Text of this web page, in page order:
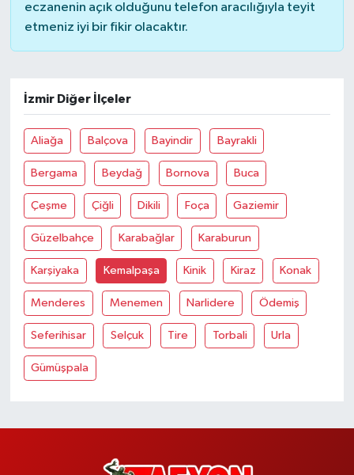
eczanenin açık olduğunu telefon aracılığıyla teyit
etmeniz iyi bir fikir olacaktır.
İzmir Diğer İlçeler
Aliağa Balçova Bayindir Bayrakli
Bergama Beydağ Bornova Buca
Çeşme Çiğli Dikili Foça Gaziemir
Güzelbahçe Karabağlar Karaburun
Karşiyaka Kemalpaşa Kinik Kiraz Konak
Menderes Menemen Narlidere Ödemiş
Seferihisar Selçuk Tire Torbali Urla
Gümüşpala